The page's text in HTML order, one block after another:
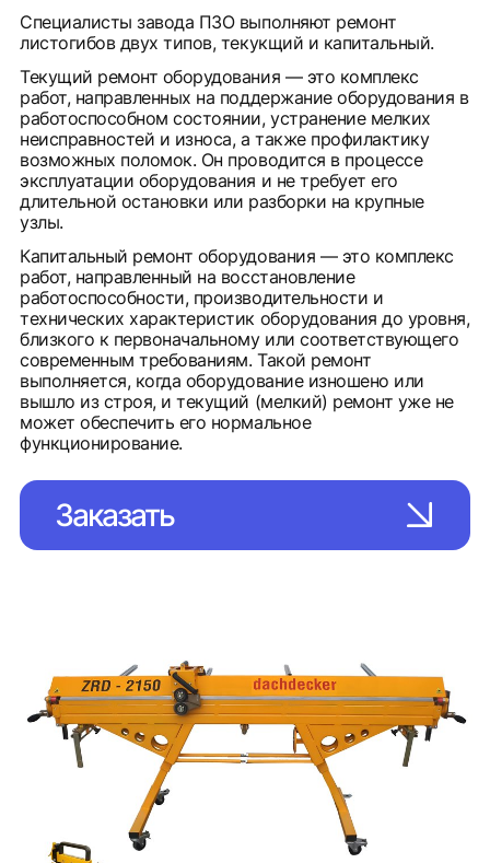
Специалисты завода ПЗО выполняют ремонт
листогибов двух типов, текукщий и капитальный.
Текущий ремонт оборудования — это комплекс
работ, направленных на поддержание оборудования в
работоспособном состоянии, устранение мелких
неисправностей и износа, а также профилактику
возможных поломок. Он проводится в процессе
эксплуатации оборудования и не требует его
длительной остановки или разборки на крупные
узлы.
Капитальный ремонт оборудования — это комплекс
работ, направленный на восстановление
работоспособности, производительности и
технических характеристик оборудования до уровня,
близкого к первоначальному или соответствующего
современным требованиям. Такой ремонт
выполняется, когда оборудование изношено или
вышло из строя, и текущий (мелкий) ремонт уже не
может обеспечить его нормальное
функционирование.
Заказать